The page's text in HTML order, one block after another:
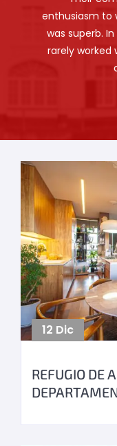
enthusiasm to
was superb.
rarely worked
REFUGIO DE
12 Dic